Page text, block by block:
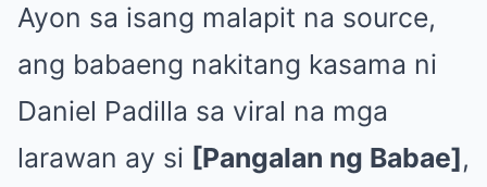
Ayon sa isang malapit na source,
ang babaeng nakitang kasama ni
Daniel Padilla sa viral na mga
larawan ay si [Pangalan ng Babae],